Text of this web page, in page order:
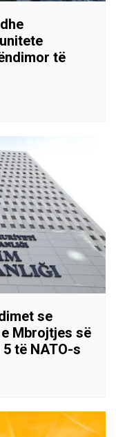
të
se
Mbrojtjes së
të NATO-s